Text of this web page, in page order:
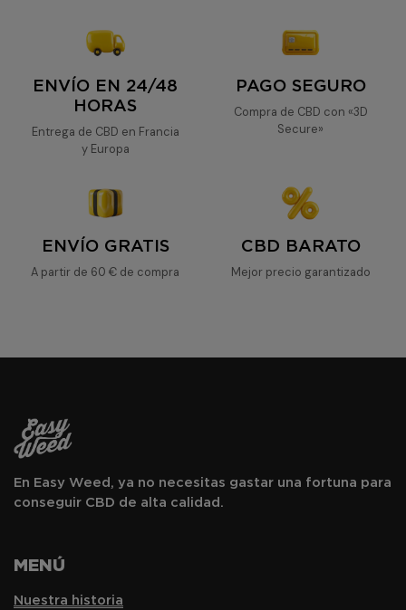
OGKush
ENVÍO EN 24/48
HORAS
Entrega de CBD en Francia
y Europa
PAGO SEGURO
Compra de CBD con «3D
Secure»
ENVÍO GRATIS
A partir de 60 € de compra
CBD BARATO
Mejor precio garantizado
En Easy Weed, ya no necesitas gastar una fortuna para
conseguir CBD de alta calidad.
MENÚ
Nuestra historia